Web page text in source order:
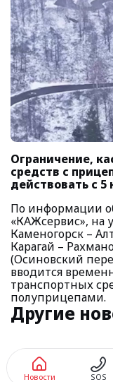
Ограничение,
средств с
действовать с 5
По информации
«КАЖсервис», на
Каменогорск –
Карагай –
(Осиновский
вводится
транспортных
полуприцепами.
Другие
Новости SOS